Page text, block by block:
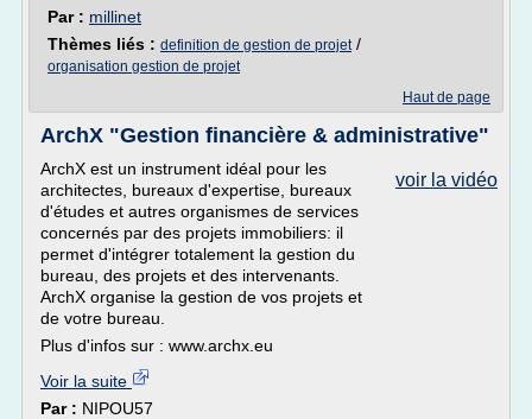
Par : millinet
Thèmes liés : definition de gestion de projet/
organisation gestion de projet
Haut de page
ArchX "Gestion financière & administrative"
voir la vidéo
ArchX est un instrument idéal pour les
architectes, bureaux d'expertise, bureaux
d'études et autres organismes de services
concernés par des projets immobiliers: il
permet d'intégrer totalement la gestion du
bureau, des projets et des intervenants.
ArchX organise la gestion de vos projets et
de votre bureau.
Plus d'infos sur : www.archx.eu
Voir la suite
Par : NIPOU57